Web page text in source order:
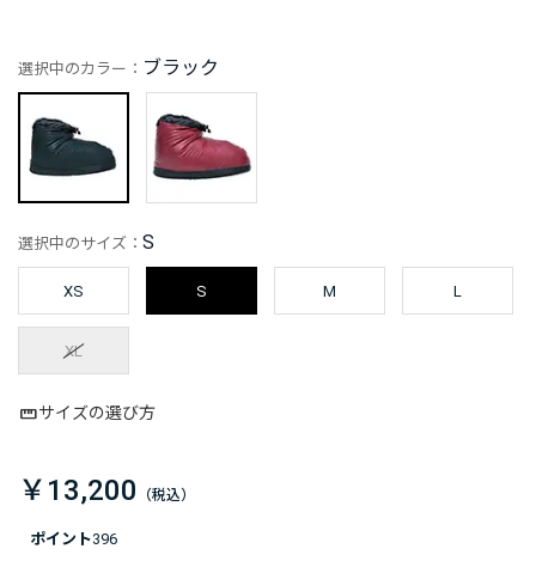
ポイント396
選択中のカラー： ブラック
選択中のサイズ： S
XS S M L
XL
サイズの選び方
￥13,200